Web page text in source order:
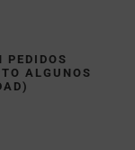
PEDIDOS
ALGUNOS